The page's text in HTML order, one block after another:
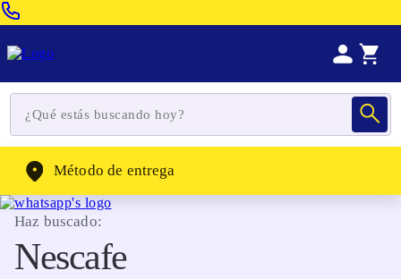
WhatsApp: (302) 262-4104
Método de entrega
Haz buscado:
Nescafe